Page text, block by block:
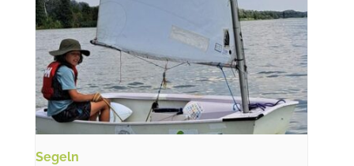
Segeln